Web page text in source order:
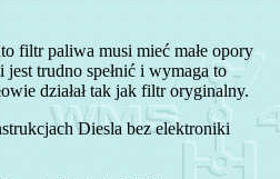
filtr paliwa musi mieć małe opory
trudno spełnić i wymaga to
działał tak jak filtr oryginalny.
Diesla bez elektroniki